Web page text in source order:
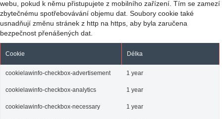
webu, pokud k němu přistupujete z mobilního zařízení. Tím se zamezí
zbytečnému spotřebovávání objemu dat. Soubory cookie také
usnadňují změnu stránek z http na https, aby byla zaručena
bezpečnost přenášených dat.
Cookie Délka
cookielawinfo-checkbox-advertisement 1 year
cookielawinfo-checkbox-analytics 1 year
cookielawinfo-checkbox-necessary 1 year